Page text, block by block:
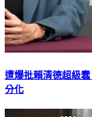
遭爆批賴清德超級
分化